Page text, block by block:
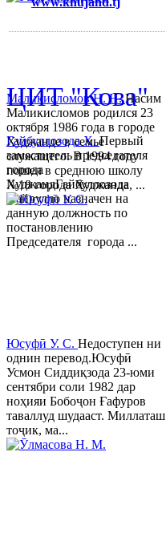
Гайбуллозода Х.Первый
заместитель председателя
города
ХуджандГайбуллозода
Хайрулло назначен на
данную должность по
постановлению
Председателя города ...
Маликисломов Н. Н.Насим
Маликисломов родился 23
октября 1986 года в городе
Худжанде в семье
служащего. В 1994 году
пошел в среднюю школу
№18 города Худжанда, ...
Юсуфӣ У. C. Недоступен ни
однин перевод.Юсуфӣ
Усмон Сиддиқзода 23-юми
сентябри соли 1982 дар
ноҳияи Бобоҷон Ғафуров
таваллуд шудааст. Миллаташ
тоҷик, ма...
ЦИТ "Кова"